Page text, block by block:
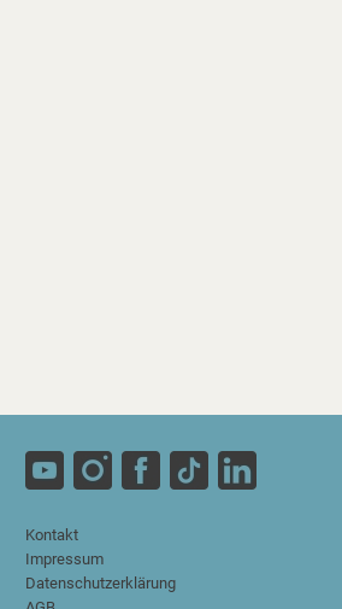
Kontakt
Impressum
Datenschutzerklärung